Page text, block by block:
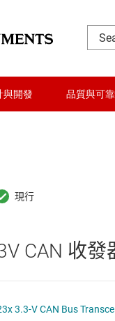
與開發 品質與可
波
、顯示介面和 MIPI IC
Link 和數位 I/O
、M-LVDS 和 PECL IC
CAN 收發
SN65HVD23x